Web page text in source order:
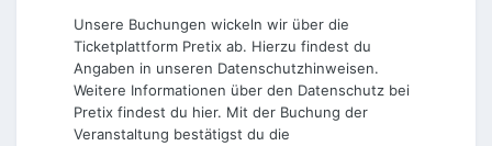
Unsere Buchungen wickeln wir über die
Ticketplattform Pretix ab. Hierzu findest du
Angaben in unseren Datenschutzhinweisen.
Weitere Informationen über den Datenschutz bei
Pretix findest du hier. Mit der Buchung der
Veranstaltung bestätigst du die